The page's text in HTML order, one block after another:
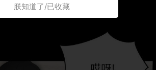
朕知道了/已收藏